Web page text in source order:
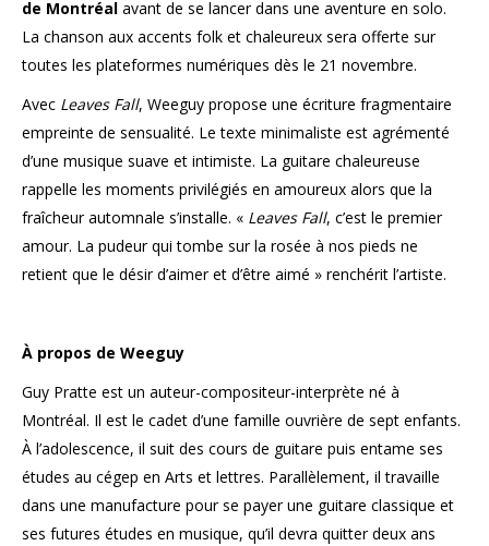
de Montréal avant de se lancer dans une aventure en solo.
La chanson aux accents folk et chaleureux sera offerte sur
toutes les plateformes numériques dès le 21 novembre.
Avec Leaves Fall, Weeguy propose une écriture fragmentaire
empreinte de sensualité. Le texte minimaliste est agrémenté
d’une musique suave et intimiste. La guitare chaleureuse
rappelle les moments privilégiés en amoureux alors que la
fraîcheur automnale s’installe. « Leaves Fall, c’est le premier
amour. La pudeur qui tombe sur la rosée à nos pieds ne
retient que le désir d’aimer et d’être aimé » renchérit l’artiste.
À propos de Weeguy
Guy Pratte est un auteur-compositeur-interprète né à
Montréal. Il est le cadet d’une famille ouvrière de sept enfants.
À l’adolescence, il suit des cours de guitare puis entame ses
études au cégep en Arts et lettres. Parallèlement, il travaille
dans une manufacture pour se payer une guitare classique et
ses futures études en musique, qu’il devra quitter deux ans